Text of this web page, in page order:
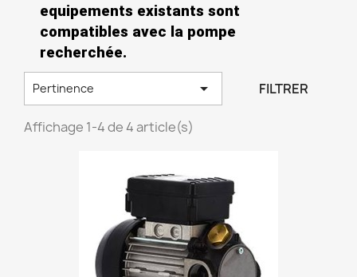
equipements existants sont
compatibles avec la pompe
recherchée.
Pertinence  FILTRER
Affichage 1-4 de 4 article(s)